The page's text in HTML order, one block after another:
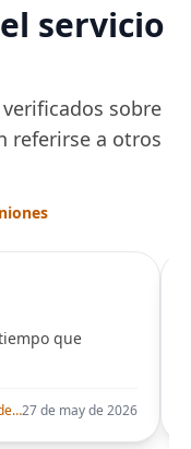
servicio
sobre
referirse a otros
que
Ohuhu Marcadores de alcohol con punta de pincel – Juego de marcadores artísticos de doble punta con certificación AP para artistas adultos27 de may de 2026